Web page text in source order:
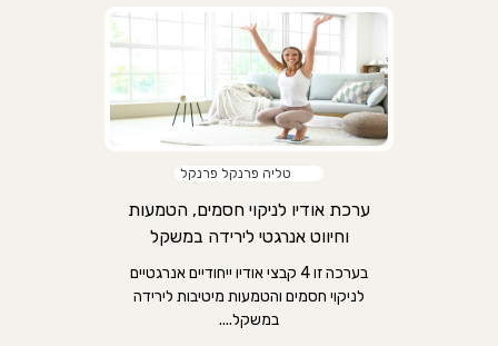
טליה פרנקל פרנקל
ערכת אודיו לניקוי חסמים, הטמעות
וחיווט אנרגטי לירידה במשקל
בערכה זו 4 קבצי אודיו ייחודיים אנרגטיים
לניקוי חסמים והטמעות מיטיבות לירידה
במשקל....